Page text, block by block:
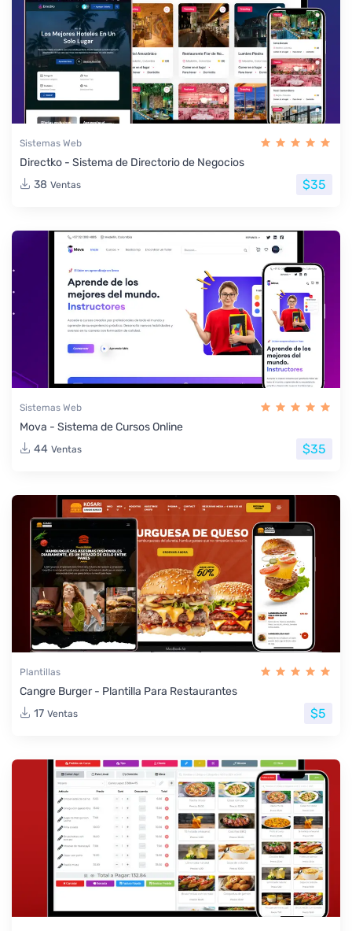
Sistemas Web
Directko - Sistema de Directorio de Negocios
38 Ventas $35
Sistemas Web
Mova - Sistema de Cursos Online
44 Ventas $35
Plantillas
Cangre Burger - Plantilla Para Restaurantes
17 Ventas $5